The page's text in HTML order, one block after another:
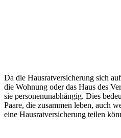
Da die Hausratversicherung sich
die Wohnung oder das Haus des
sie personenunabhängig. Dies
Paare, die zusammen leben, auch
eine Hausratversicherung teilen